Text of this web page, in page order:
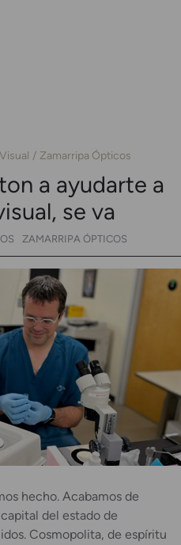
Zamarripa Ópticos
a ayudarte a
se va
ZAMARRIPA ÓPTICOS
hecho. Acabamos de
del estado de
Cosmopolita, de espíritu